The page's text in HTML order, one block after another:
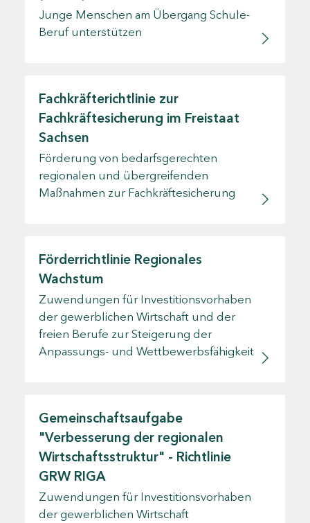
Junge Menschen am Übergang Schule-
Beruf unterstützen
Fachkräfterichtlinie zur
Fachkräftesicherung im Freistaat
Sachsen
Förderung von bedarfsgerechten
regionalen und übergreifenden
Maßnahmen zur Fachkräftesicherung
Förderrichtlinie Regionales
Wachstum
Zuwendungen für Investitionsvorhaben
der gewerblichen Wirtschaft und der
freien Berufe zur Steigerung der
Anpassungs- und Wettbewerbsfähigkeit
Gemeinschaftsaufgabe
"Verbesserung der regionalen
Wirtschaftsstruktur" - Richtlinie
GRW RIGA
Zuwendungen für Investitionsvorhaben
der gewerblichen Wirtschaft